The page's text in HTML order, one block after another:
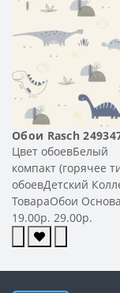
Обои Rasch
Цвет обоевБелый
компакт (горячее
обоевДетский
ТовараОбои
19.00р. 29.00р.